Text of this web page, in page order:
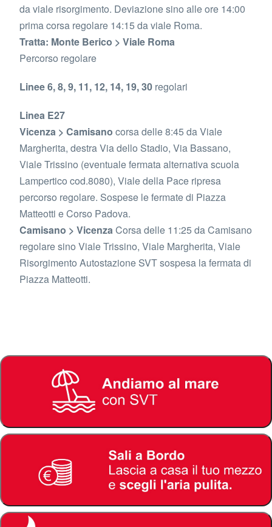
da viale risorgimento. Deviazione sino alle ore 14:00
prima corsa regolare 14:15 da viale Roma.
Tratta: Monte Berico > Viale Roma
Percorso regolare
Linee 6, 8, 9, 11, 12, 14, 19, 30 regolari
Linea E27
Vicenza > Camisano corsa delle 8:45 da Viale
Margherita, destra Via dello Stadio, Via Bassano,
Viale Trissino (eventuale fermata alternativa scuola
Lampertico cod.8080), Viale della Pace ripresa
percorso regolare. Sospese le fermate di Piazza
Matteotti e Corso Padova.
Camisano > VicenzaCorsa delle 11:25 da Camisano
regolare sino Viale Trissino, Viale Margherita, Viale
Risorgimento Autostazione SVT sospesa la fermata di
Piazza Matteotti.